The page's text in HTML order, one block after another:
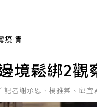
疫情
境鬆綁2觀
記者謝承恩、楊雅棠、邱宜